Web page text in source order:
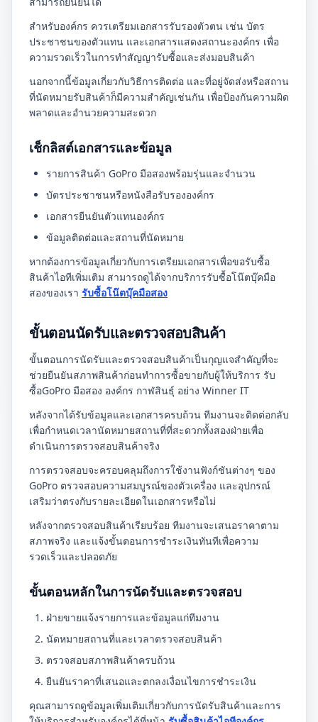
สำหรับองค์กร ควรเตรียมเอกสารรับรองตัวตน เช่น บัตร
ประชาชนของตัวแทน และเอกสารแสดงสถานะองค์กร เพื่อ
ความรวดเร็วในการทำสัญญารับซื้อและส่งมอบสินค้า
นอกจากนี้ข้อมูลเกี่ยวกับวิธีการติดต่อ และที่อยู่จัดส่งหรือสถาน
ที่นัดหมายรับสินค้าก็มีความสำคัญเช่นกัน เพื่อป้องกันความผิด
พลาดและอำนวยความสะดวก
เช็กลิสต์เอกสารและข้อมูล
รายการสินค้า GoPro มือสองพร้อมรุ่นและจำนวน
บัตรประชาชนหรือหนังสือรับรององค์กร
เอกสารยืนยันตัวแทนองค์กร
ข้อมูลติดต่อและสถานที่นัดหมาย
หากต้องการข้อมูลเกี่ยวกับการเตรียมเอกสารเพื่อขอรับซื้อ
สินค้าไอทีเพิ่มเติม สามารถดูได้จากบริการรับซื้อโน๊ตบุ๊คมือ
สองของเรา รับซื้อโน๊ตบุ๊คมือสอง
ขั้นตอนนัดรับและตรวจสอบสินค้า
ขั้นตอนการนัดรับและตรวจสอบสินค้าเป็นกุญแจสำคัญที่จะ
ช่วยยืนยันสภาพสินค้าก่อนทำการซื้อขายกับผู้ให้บริการ รับ
ซื้อGoPro มือสอง องค์กร กาฬสินธุ์ อย่าง Winner IT
หลังจากได้รับข้อมูลและเอกสารครบถ้วน ทีมงานจะติดต่อกลับ
เพื่อกำหนดเวลานัดหมายสถานที่ที่สะดวกทั้งสองฝ่ายเพื่อ
ดำเนินการตรวจสอบสินค้าจริง
การตรวจสอบจะครอบคลุมถึงการใช้งานฟังก์ชันต่างๆ ของ
GoPro ตรวจสอบความสมบูรณ์ของตัวเครื่อง และอุปกรณ์
เสริมว่าตรงกับรายละเอียดในเอกสารหรือไม่
หลังจากตรวจสอบสินค้าเรียบร้อย ทีมงานจะเสนอราคาตาม
สภาพจริง และแจ้งขั้นตอนการชำระเงินทันทีเพื่อความ
รวดเร็วและปลอดภัย
ขั้นตอนหลักในการนัดรับและตรวจสอบ
ฝ่ายขายแจ้งรายการและข้อมูลแก่ทีมงาน
นัดหมายสถานที่และเวลาตรวจสอบสินค้า
ตรวจสอบสภาพสินค้าครบถ้วน
ยืนยันราคาที่เสนอและตกลงเงื่อนไขการชำระเงิน
คุณสามารถดูข้อมูลเพิ่มเติมเกี่ยวกับการนัดรับสินค้าและการ